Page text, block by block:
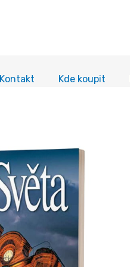
Kontakt Kde koupit